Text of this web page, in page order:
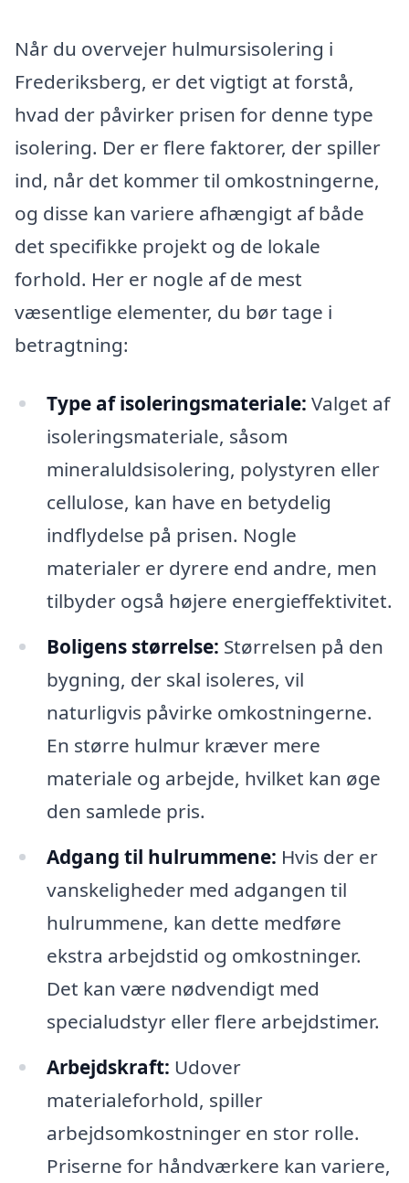
Når du overvejer hulmursisolering i
Frederiksberg, er det vigtigt at forstå,
hvad der påvirker prisen for denne type
isolering. Der er flere faktorer, der spiller
ind, når det kommer til omkostningerne,
og disse kan variere afhængigt af både
det specifikke projekt og de lokale
forhold. Her er nogle af de mest
væsentlige elementer, du bør tage i
betragtning:
Type af isoleringsmateriale: Valget af
isoleringsmateriale, såsom
mineraluldsisolering, polystyren eller
cellulose, kan have en betydelig
indflydelse på prisen. Nogle
materialer er dyrere end andre, men
tilbyder også højere energieffektivitet.
Boligens størrelse: Størrelsen på den
bygning, der skal isoleres, vil
naturligvis påvirke omkostningerne.
En større hulmur kræver mere
materiale og arbejde, hvilket kan øge
den samlede pris.
Adgang til hulrummene: Hvis der er
vanskeligheder med adgangen til
hulrummene, kan dette medføre
ekstra arbejdstid og omkostninger.
Det kan være nødvendigt med
specialudstyr eller flere arbejdstimer.
Arbejdskraft: Udover
materialeforhold, spiller
arbejdsomkostninger en stor rolle.
Priserne for håndværkere kan variere,